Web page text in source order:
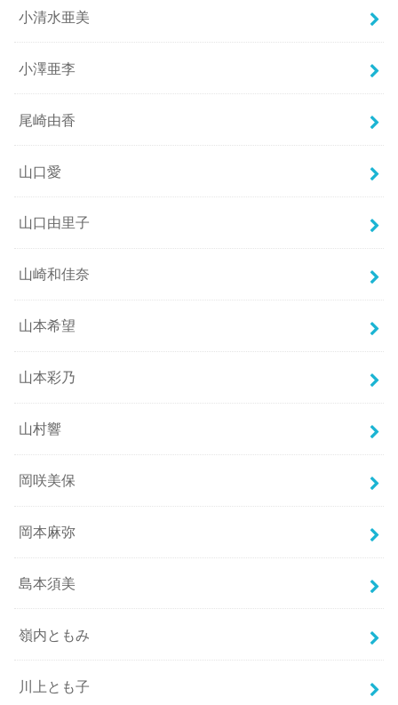
小清水亜美
小澤亜李
尾崎由香
山口愛
山口由里子
山崎和佳奈
山本希望
山本彩乃
山村響
岡咲美保
岡本麻弥
島本須美
嶺内ともみ
川上とも子